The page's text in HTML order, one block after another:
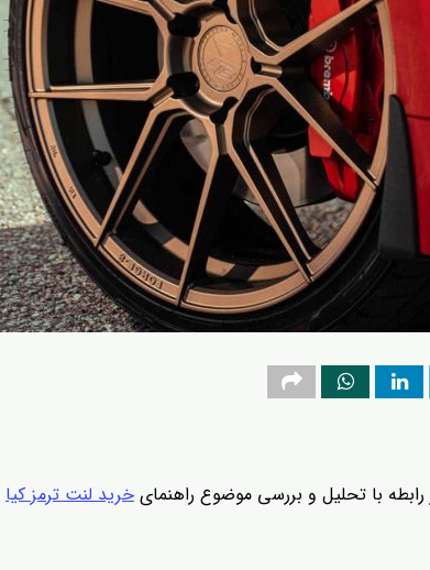
با تحلیل و بررسی موضوع راهنمای خرید لنت ترمز کیا